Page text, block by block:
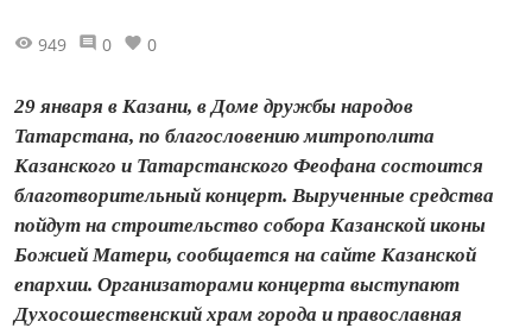
949 0 0
29 января в Казани, в Доме дружбы народов
Татарстана, по благословению митрополита
Казанского и Татарстанского Феофана состоится
благотворительный концерт. Вырученные средства
пойдут на строительство собора Казанской иконы
Божией Матери, сообщается на сайте Казанской
епархии. Организаторами концерта выступают
Духосошественский храм города и православная